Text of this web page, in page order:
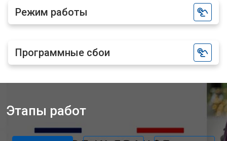
Режим работы
Программные сбои
Этапы работ